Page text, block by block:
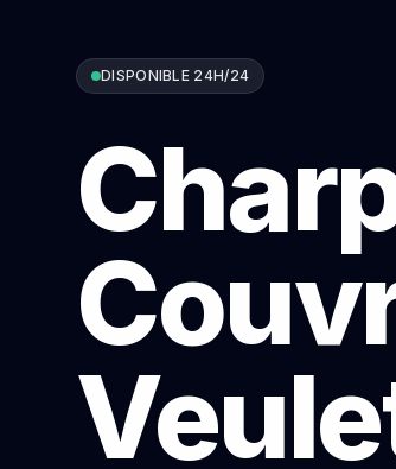
DISPONIBLE 24H/24